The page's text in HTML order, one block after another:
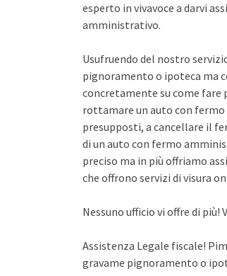
esperto in vivavoce a darvi
amministrativo.
Usufruendo del nostro
pignoramento o ipoteca ma
concretamente su come
rottamare un auto con
presupposti, a cancellare il
di un auto con fermo
preciso ma in più offriamo
che offrono servizi di visura
Nessuno ufficio vi offre di
Assistenza Legale fiscale!
gravame pignoramento o